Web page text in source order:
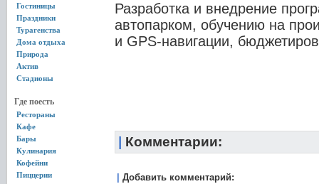
Гостиницы
Праздники
Турагенства
Дома отдыха
Природа
Актив
Стадионы
Где поесть
Рестораны
Кафе
Бары
Кулинария
Кофейни
Пиццерии
Разработка и внедрение
автопарком, обучению на
и GPS-навигации,
Комментарии:
Добавить комментарий: